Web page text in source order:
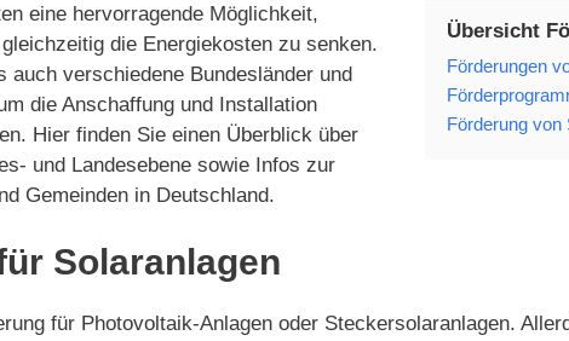
Übersicht
Förderungen
Förderung von
eine hervorragende Möglichkeit,
die Energiekosten zu senken.
verschiedene Bundesländer und
die Anschaffung und Installation
Hier finden Sie einen Überblick über
und Landesebene sowie Infos zur
Gemeinden in Deutschland.
Solaranlagen
für Photovoltaik-Anlagen oder Steckersolaranlagen.